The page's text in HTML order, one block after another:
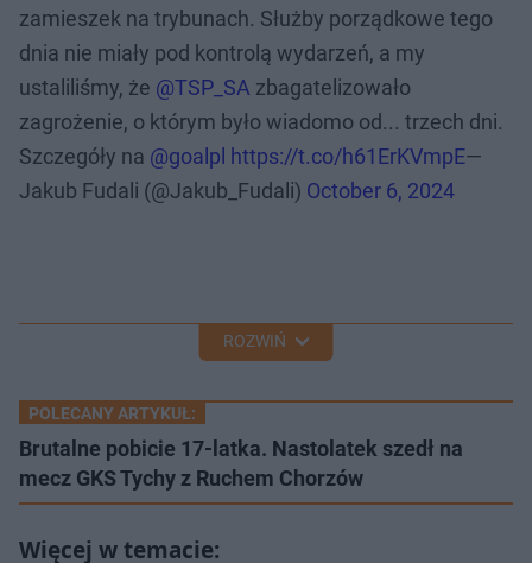
zamieszek na trybunach. Służby porządkowe tego
dnia nie miały pod kontrolą wydarzeń, a my
ustaliliśmy, że @TSP_SA zbagatelizowało
zagrożenie, o którym było wiadomo od... trzech dni.
Szczegóły na @goalpl https://t.co/h61ErKVmpE—
Jakub Fudali (@Jakub_Fudali) October 6, 2024
ROZWIŃ
POLECANY ARTYKUŁ:
Brutalne pobicie 17-latka. Nastolatek szedł na
mecz GKS Tychy z Ruchem Chorzów